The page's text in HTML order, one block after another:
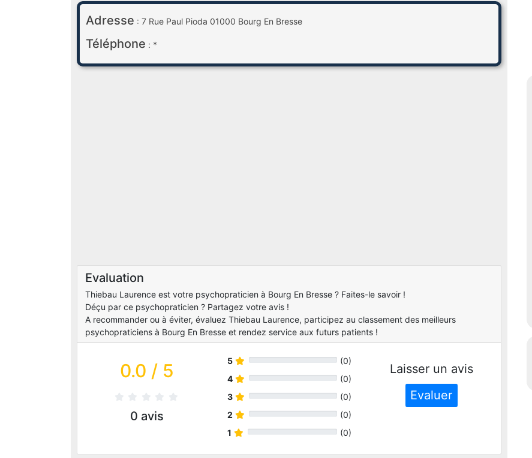
Adresse : 7 Rue Paul Pioda 01000 Bourg En Bresse
Téléphone : *
Evaluation
Thiebau Laurence est votre psychopraticien à Bourg En Bresse ? Faites-le savoir !
Déçu par ce psychopraticien ? Partagez votre avis !
A recommander ou à éviter, évaluez Thiebau Laurence, participez au classement des meilleurs
psychopraticiens à Bourg En Bresse et rendez service aux futurs patients !
0.0 / 5
0 avis
5 (0)
4
(0)
3
(0)
2
(0)
1
(0)
Laisser un avis
Evaluer